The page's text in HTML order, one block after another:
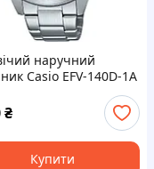
наручний
Casio EFV-140D-1A
₴
Купити